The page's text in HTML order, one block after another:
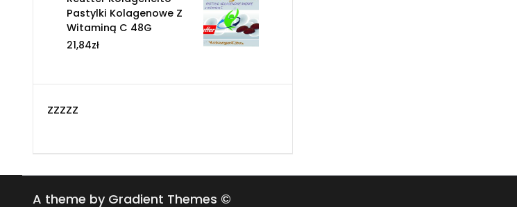
Pastylki Kolagenowe Z
Witaminą C 48G
21,84zł
zzzzz
A theme by Gradient Themes ©